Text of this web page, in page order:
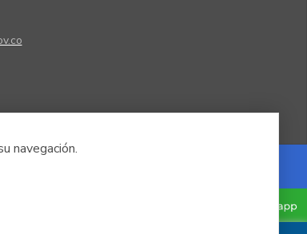
navegación.
Powered by Nexura